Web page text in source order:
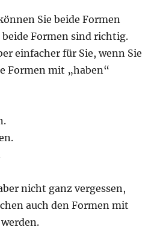
Sie beide Formen
Formen sind richtig.
einfacher für Sie, wenn Sie
Formen mit „haben“
nicht ganz vergessen,
auch den Formen mit